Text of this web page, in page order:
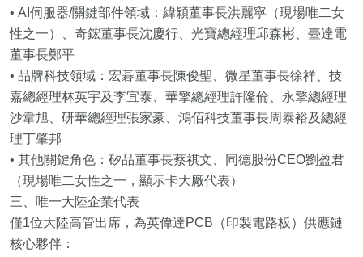
• AI伺服器/關鍵部件領域：緯穎董事長洪麗寧（現場唯二女
性之一）、奇鋐董事長沈慶行、光寶總經理邱森彬、臺達電
董事長鄭平
• 品牌科技領域：宏碁董事長陳俊聖、微星董事長徐祥、技
嘉總經理林英宇及李宜泰、華擎總經理許隆倫、永擎總經理
沙韋旭、研華總經理張家豪、鴻佰科技董事長周泰裕及總經
理丁肇邦
• 其他關鍵角色：矽品董事長蔡祺文、同德股份CEO劉盈君
（現場唯二女性之一，顯示卡大廠代表）
三、唯一大陸企業代表
僅1位大陸高管出席，為英偉達PCB（印製電路板）供應鏈
核心夥伴：